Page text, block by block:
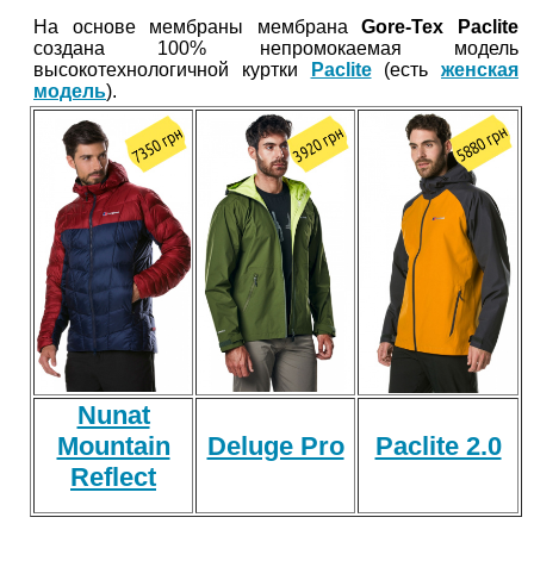
На основе мембраны мембранаGore-Tex Paclite
создана 100% непромокаемая модель
высокотехнологичной куртки
Paclite(есть женская
модель).
Nunat
Mountain
Reflect
Deluge Pro Paclite 2.0